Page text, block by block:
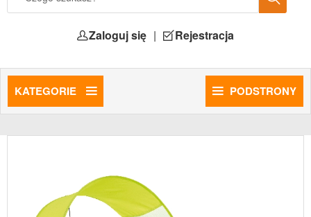
Zaloguj się | Rejestracja
KATEGORIE PODSTRONY